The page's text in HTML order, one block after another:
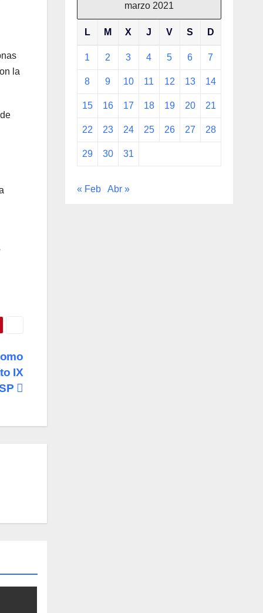
la
IX
marzo 2021
L M X J V S D
1 2 3 4 5 6 7
8 9 10 11 12 13 14
15 16 17 18 19 20 21
22 23 24 25 26 27 28
29 30 31
« Feb Abr »